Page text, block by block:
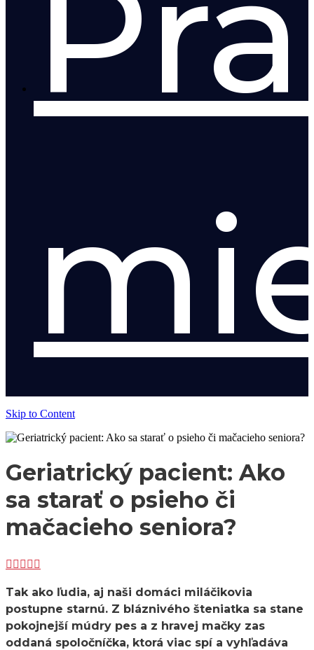
Skip to Content
Geriatrický pacient: Ako
sa starať o psieho či
mačacieho seniora?

Tak ako ľudia, aj naši domáci miláčikovia
postupne starnú. Z bláznivého šteniatka sa stane
pokojnejší múdry pes a z hravej mačky zas
oddaná spoločníčka, ktorá viac spí a vyhľadáva